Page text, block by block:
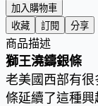
加入購物車
收藏
訂閱 分享
商品描述
獅王澆鑄銀條
老美國西部有
條延續了這種